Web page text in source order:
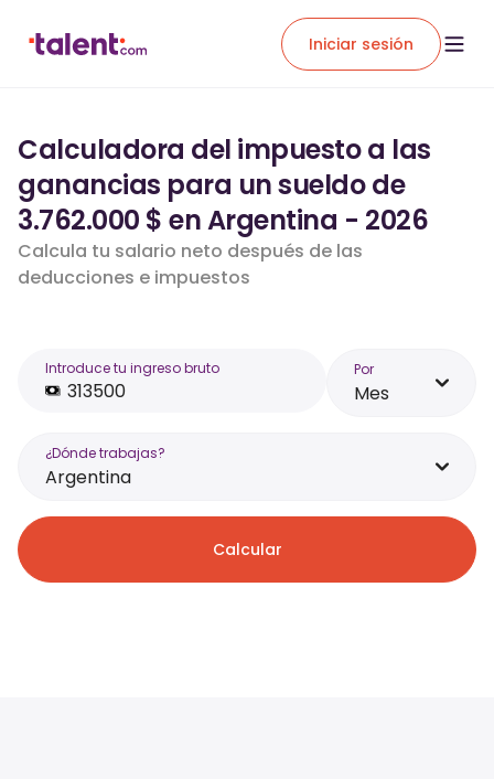
Iniciar sesión
Calculadora del impuesto a las
ganancias para un sueldo de
3.762.000 $ en Argentina - 2026
Calcula tu salario neto después de las
deducciones e impuestos
Introduce tu ingreso bruto Por
Mes
¿Dónde trabajas?
Argentina
Calcular